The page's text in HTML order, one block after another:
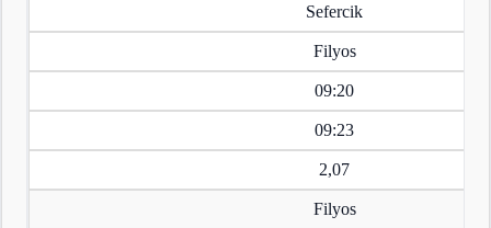
Sefercik
Filyos
09:20
09:23
2,07
Filyos